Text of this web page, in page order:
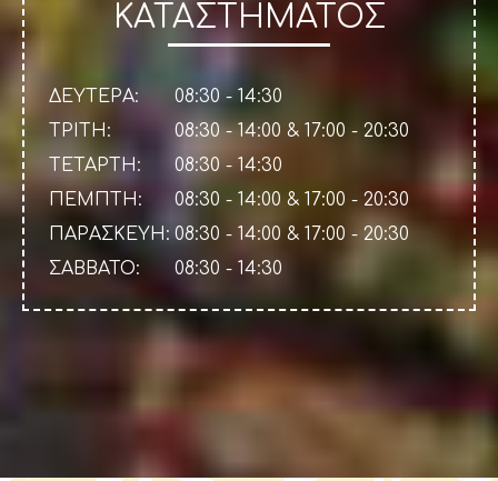
ΚΑΤΑΣΤΗΜΑΤΟΣ
ΔΕΥΤΕΡΑ:
08:30 - 14:30
ΤΡΙΤΗ:
08:30 - 14:00 & 17:00 - 20:30
ΤΕΤΑΡΤΗ:
08:30 - 14:30
ΠΕΜΠΤΗ:
08:30 - 14:00 & 17:00 - 20:30
ΠΑΡΑΣΚΕΥΗ: 08:30 - 14:00 & 17:00 - 20:30
ΣΑΒΒΑΤΟ:
08:30 - 14:30